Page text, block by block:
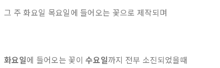
그 주 화요일 목요일에 들어오는 꽃으로 제작되며
화요일에 들어오는 꽃이수요일까지 전부 소진되었을때